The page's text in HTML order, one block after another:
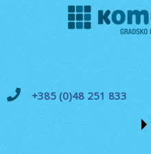
+385 (0)48 251 833